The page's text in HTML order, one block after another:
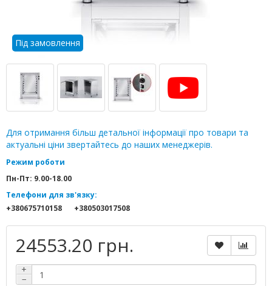
Під замовлення
Для отримання більш детальної інформації про товари та
актуальні ціни звертайтесь до наших менеджерів.
Режим роботи
Пн-Пт: 9.00-18.00
Телефони для зв'язку:
+380675710158
+380503017508
24553.20 грн.
+
−